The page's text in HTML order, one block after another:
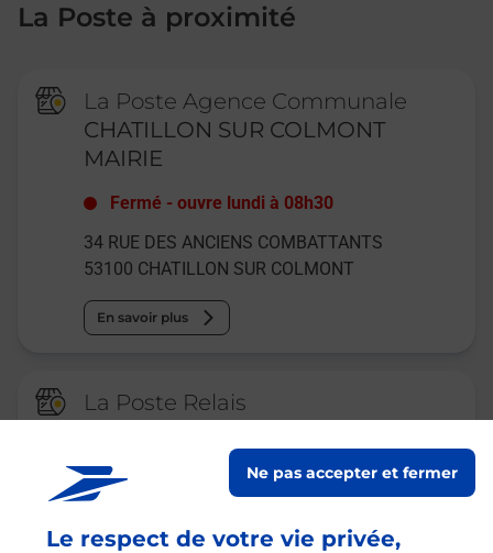
Le respect de votre vie privée,
Ne pas accepter et fermer
La Poste à proximité
La Poste Agence Communale
CHATILLON SUR COLMONT
MAIRIE
Fermé -ouvre lundi à 08h30
34 RUE DES ANCIENS COMBATTANTS
53100 CHATILLON SUR COLMONT
En savoir plus
La Poste Relais
Ouvert
13h00
ROUTE NATIONALE 12